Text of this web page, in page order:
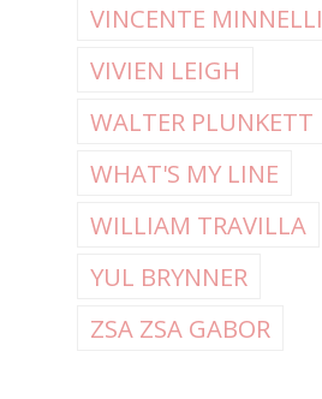
VINCENTE MINNELLI
VIVIEN LEIGH
WALTER PLUNKETT
WHAT'S MY LINE
WILLIAM TRAVILLA
YUL BRYNNER
ZSA ZSA GABOR